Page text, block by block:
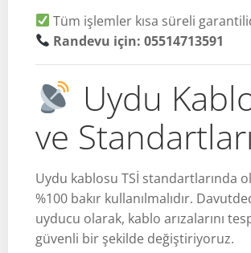
Tüm işlemler kısa süreli
Randevu için: 05514713591
Uydu
ve Standartları
Uydu kablosu TSİ standartlarında
%100 bakır kullanılmalıdır.
uyducu olarak, kablo arızalarını
güvenli bir şekilde değiştiriyoruz.